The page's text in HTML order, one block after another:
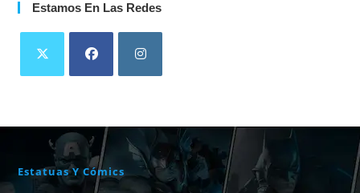
Estamos En Las Redes
Estatuas Y Cómics